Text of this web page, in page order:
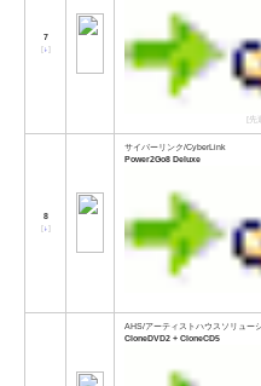
7
[↓]
[先
8
[↓]
サイバーリンク/CyberLink
Power2Go8 Deluxe
AHS/アーティストハウスソリュー
CloneDVD2 + CloneCD5